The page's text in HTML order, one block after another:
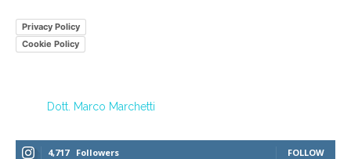
Privacy Policy
Cookie Policy
Dott. Marco Marchetti
4,717 Followers FOLLOW